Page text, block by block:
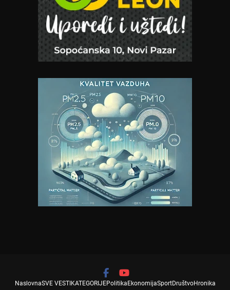
NaslovnaSVE VESTI KATEGORIJEPolitika EkonomijaSportDruštvoHronika